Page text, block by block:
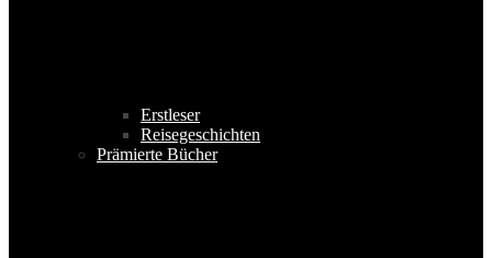
Erstleser
Reisegeschichten
Prämierte Bücher